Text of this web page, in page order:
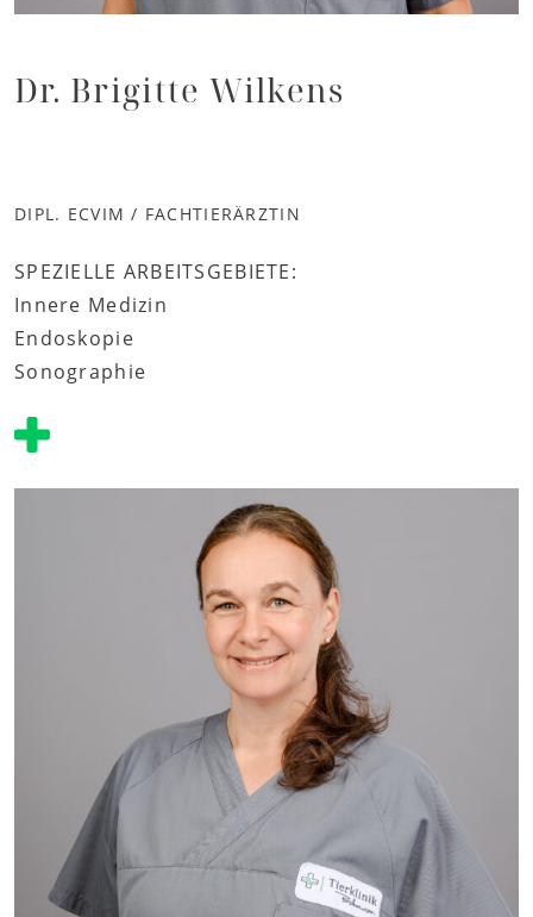
Dr. Brigitte Wilkens
DIPL. ECVIM / FACHTIERÄRZTIN
SPEZIELLE ARBEITSGEBIETE:
Innere Medizin
Endoskopie
Sonographie